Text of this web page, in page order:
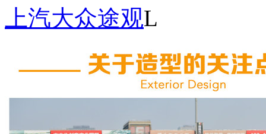
上汽大众途观L